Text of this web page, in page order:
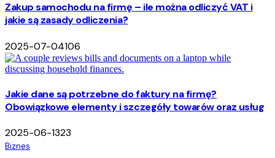
Zakup samochodu na firmę – ile można odliczyć VAT i
jakie są zasady odliczenia?
2025-07-04106
Jakie dane są potrzebne do faktury na firmę?
Obowiązkowe elementy i szczegóły towarów oraz usług
2025-06-1323
Biznes